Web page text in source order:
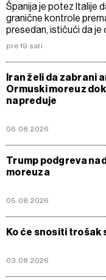
Španija je potez Italije
granične kontrole
presedan, ističući da je
pre 19 sati
Iran želi da zabrani
Ormuski moreuz
napreduje
06.08.2026
Trump podgreva
moreuza
05.08.2026
Ko će snositi trošak
03.08.2026